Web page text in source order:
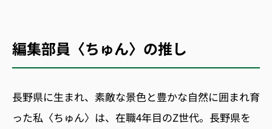
編集部員〈ちゅん〉の推し
長野県に生まれ、素敵な景色と豊かな自然に囲まれ育
った私〈ちゅん〉は、在職4年目のZ世代。長野県を